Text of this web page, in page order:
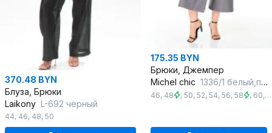
370.48 BYN
Блуза, Брюки
Laikony L-692 черный
44, 46, 48, 50
175.35 BYN
Брюки, Джемпер
Michel chic 1336/1 белый,пепел
46, 48 , 50, 52, 54, 56, 58 , 60,